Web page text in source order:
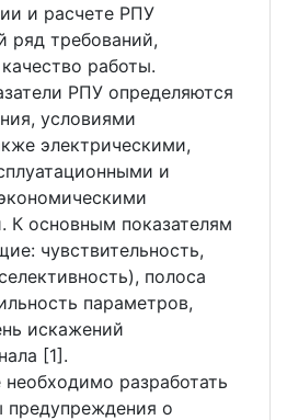
и расчете РПУ
ряд требований,
работы.
РПУ определяются
условиями
электрическими,
и
К основным показателям
чувствительность,
полоса
параметров,
искажений
[1].
разработать
о